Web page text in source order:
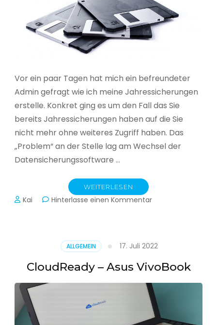
Vor ein paar Tagen hat mich ein befreundeter
Admin gefragt wie ich meine Jahressicherungen
erstelle. Konkret ging es um den Fall das Sie
bereits Jahressicherungen haben auf die Sie
nicht mehr ohne weiteres Zugriff haben. Das
„Problem“ an der Stelle lag am Wechsel der
Datensicherungssoftware …
WEITERLESEN
Kai Hinterlasse einen Kommentarzu
Jahressicherung
ALLGEMEIN 17. Juli 2022
CloudReady – Asus VivoBook